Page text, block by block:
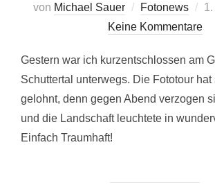
von Michael Sauer Fotonews
Keine Kommentare
Gestern war ich kurzentschlossen am
Schuttertal unterwegs. Die Fototour hat
gelohnt, denn gegen Abend verzogen
und die Landschaft leuchtete in
Einfach Traumhaft!